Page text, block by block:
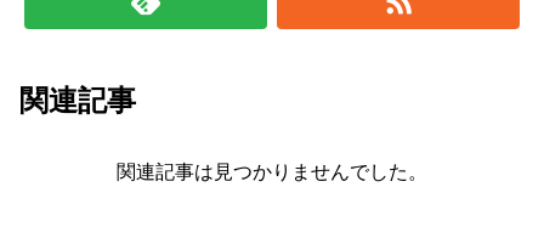
関連記事
関連記事は見つかりませんでした。